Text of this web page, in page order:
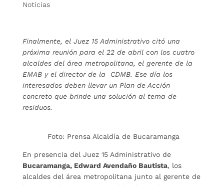
Noticias
Finalmente, el Juez 15 Administrativo citó una
próxima reunión para el 22 de abril con los cuatro
alcaldes del área metropolitana, el gerente de la
EMAB y el director de la CDMB. Ese día los
interesados deben llevar un Plan de Acción
concreto que brinde una solución al tema de
residuos.
Foto: Prensa Alcaldía de Bucaramanga
En presencia del Juez 15 Administrativo de
Bucaramanga, Edward Avendaño Bautista, los
alcaldes del área metropolitana junto al gerente de